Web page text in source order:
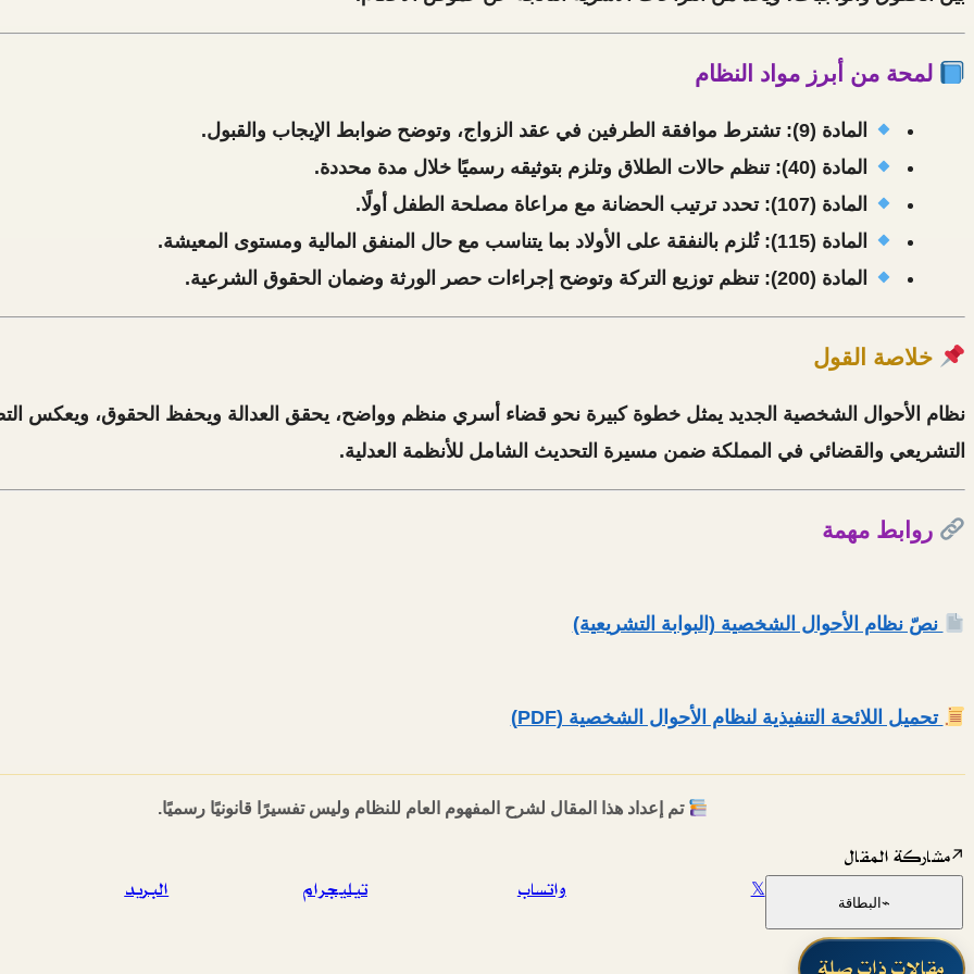
لمحة من أبرز مواد النظام
المادة (9):
تشترط موافقة الطرفين في عقد الزواج، وتوضح ضوابط الإيجاب والقبول.
المادة (40):
تنظم حالات الطلاق وتلزم بتوثيقه رسميًا خلال مدة محددة.
المادة (107):
تحدد ترتيب الحضانة مع مراعاة مصلحة الطفل أولًا.
المادة (115):
تُلزم بالنفقة على الأولاد بما يتناسب مع حال المنفق المالية ومستوى المعيشة.
المادة (200):
تنظم توزيع التركة وتوضح إجراءات حصر الورثة وضمان الحقوق الشرعية.
خلاصة القول
نظام الأحوال الشخصية الجديد يمثل خطوة كبيرة نحو قضاء أسري منظم وواضح، يحقق العدالة ويحفظ الحقوق، ويعكس
التشريعي والقضائي في المملكة ضمن مسيرة التحديث الشامل للأنظمة العدلية.
روابط مهمة
نصّ نظام الأحوال الشخصية (البوابة التشريعية)
تحميل اللائحة التنفيذية لنظام الأحوال الشخصية (PDF)
تم إعداد هذا المقال لشرح المفهوم العام للنظام وليس تفسيرًا قانونيًا رسميًا.
↗مشاركة المقال
⌁البطاقة 𝕏 واتساب تيليجرام البريد